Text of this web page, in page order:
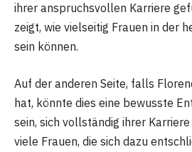
ihrer anspruchsvollen Karriere
zeigt, wie vielseitig Frauen in der
sein können.
Auf der anderen Seite, falls
hat, könnte dies eine bewusste
sein, sich vollständig ihrer
viele Frauen, die sich dazu